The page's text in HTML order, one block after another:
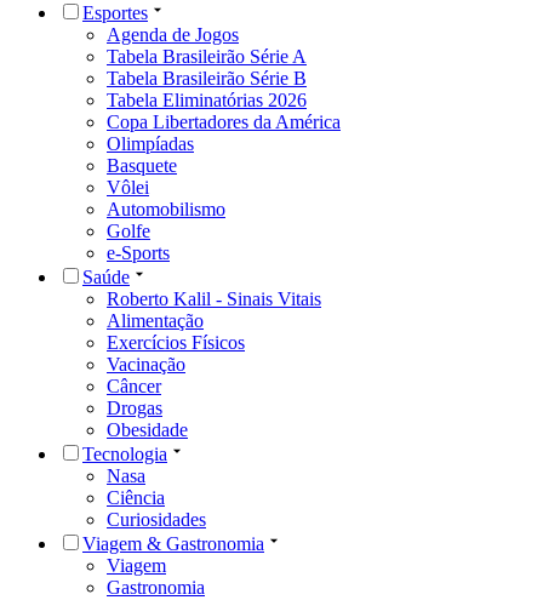
Esportes
Agenda de Jogos
Tabela Brasileirão Série A
Tabela Brasileirão Série B
Tabela Eliminatórias 2026
Copa Libertadores da América
Olimpíadas
Basquete
Vôlei
Automobilismo
Golfe
e-Sports
Saúde
Roberto Kalil - Sinais Vitais
Alimentação
Exercícios Físicos
Vacinação
Câncer
Drogas
Obesidade
Tecnologia
Nasa
Ciência
Curiosidades
Viagem & Gastronomia
Viagem
Gastronomia